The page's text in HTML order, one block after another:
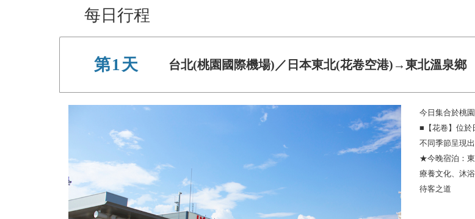
每日行程
第1天 台北(桃園國際機場)／日本東北(花卷空港)→東北溫泉鄉
今日集合於桃
■【花卷】位於
不同季節呈現
★今晚宿泊：
療養文化、沐
待客之道